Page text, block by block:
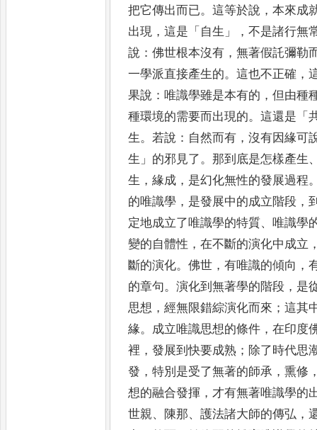
把它傳出而已。這等於說 ，本來成
出現 ，這是 「 自生 」，不是諸行無
說 ：佛世根本沒有 ，無著假託彌勒
一學派直接產生的。這也不正確 ，
果說 ：唯識學雖是本有的 ，但由種
種環境的需要而出現的。這還是 「
生。若說 ： 自然而有 ，沒有因緣可
生 」 的邪見了。那到底是怎樣產生
生 ，緣成 ， 是幻化無性的發展過程
的唯識學 ， 是發展中的成立階段 ，
定地成立了唯識學的特質、唯識學
變的自體性 ，在不斷的演化中成立
斷的演化。佛世 ，有唯識的傾向 ，
的章句。演化到無著學的階段 ， 是
思想 ，經無限錯綜演化而來 ；這其
緣。 成立唯識思想的條件 ，在印度
裡 ，發展到快要成熟 ； 除了時代思
發 ，特別是受了無著的師承 ，熏修
想的融合發揮 ，才有無著唯識學的
世親、 陳那、護法諸大師的傳弘 ，